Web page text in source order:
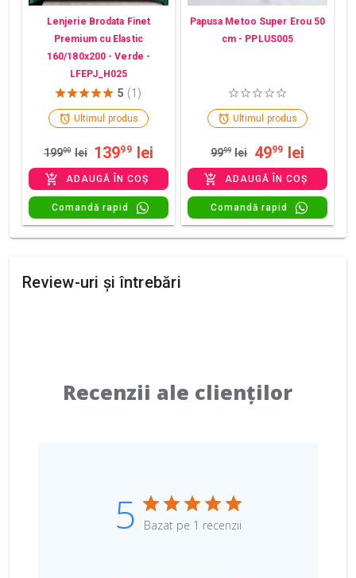
Lenjerie Brodata Finet
Premium cu Elastic
160/180x200 - Verde -
LFEPJ_H025
5 (1)
Ultimul produs
19900 lei 13999 lei
ADAUGĂ ÎN COȘ
Comandă rapid
Papusa Metoo Super Erou 50
cm - PPLUS005
Ultimul produs
9999 lei 4999 lei
ADAUGĂ ÎN COȘ
Comandă rapid
Review-uri și întrebări
Recenzii ale clienților
5 Bazat pe 1 recenzii